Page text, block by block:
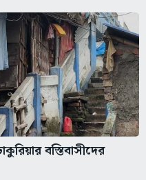
বস্তিবাসীদের